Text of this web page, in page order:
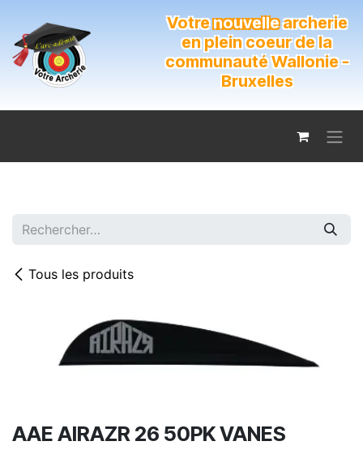
Votrenouvellearcherie
en plein coeur de la
communauté Wallonie -
Bruxelles
Tous les produits
AAE AIRAZR 26 50PK VANES